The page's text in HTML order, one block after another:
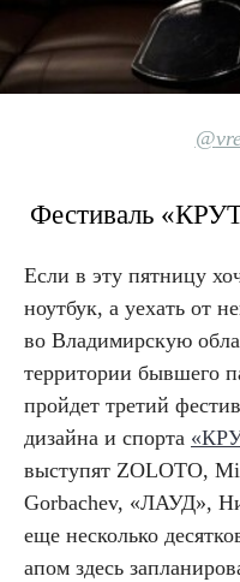
@
Фестиваль
Если в эту пятницу
ноутбук, а уехать от
во Владимирскую
территории бывшего
пройдет третий
дизайна и спорта
выступят ZOLOTO,
Gorbachev, «ЛАУД»,
еще несколько
апом здесь